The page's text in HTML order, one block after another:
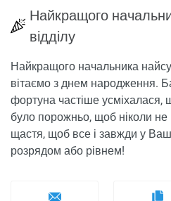
Найкращого
відділу
Найкращого начальника
вітаємо з днем ​​народження.
фортуна частіше усміхалася,
було порожньо, щоб ніколи не
щастя, щоб все і завжди у
розрядом або рівнем!